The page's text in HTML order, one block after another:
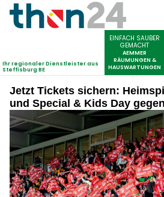
Jetzt Tickets sichern:
und Special & Kids Day